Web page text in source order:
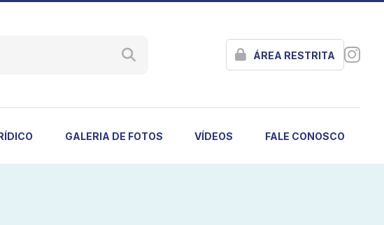
ÁREA RESTRITA
GALERIA DE FOTOS VÍDEOS FALE CONOSCO